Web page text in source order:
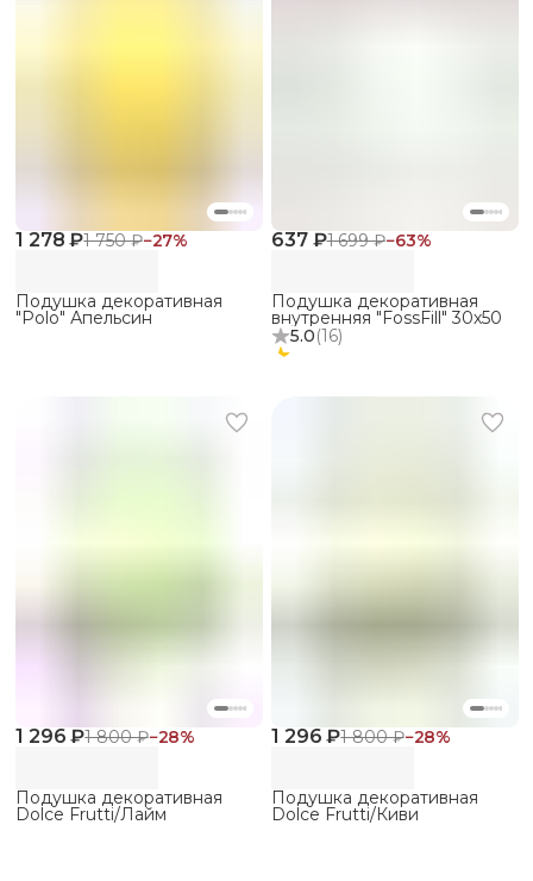
1 278 ₽1 750 ₽−27%
Подушка декоративная
"Polo" Апельсин
5.0(16)
637 ₽1 699 ₽−63%
Подушка декоративная
внутренняя "FossFill" 30х50
1 296 ₽1 800 ₽−28%
Подушка декоративная
Dolce Frutti/Лайм
1 296 ₽1 800 ₽−28%
Подушка декоративная
Dolce Frutti/Киви